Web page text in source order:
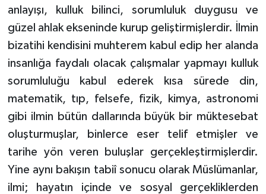
anlayışı, kulluk bilinci, sorumluluk duygusu ve
güzel ahlak ekseninde kurup geliştirmişlerdir. İlmin
bizatihi kendisini muhterem kabul edip her alanda
insanlığa faydalı olacak çalışmalar yapmayı kulluk
sorumluluğu kabul ederek kısa sürede din,
matematik, tıp, felsefe, fizik, kimya, astronomi
gibi ilmin bütün dallarında büyük bir müktesebat
oluşturmuşlar, binlerce eser telif etmişler ve
tarihe yön veren buluşlar gerçekleştirmişlerdir.
Yine aynı bakışın tabiî sonucu olarak Müslümanlar,
ilmi; hayatın içinde ve sosyal gerçekliklerden
Siirt Müftülüğü
Sinop Müftülüğü
Sivas Müftülüğü
Şanlıurfa Müftülüğü
Şırnak Müftülüğü
Tekirdağ Müftülüğü